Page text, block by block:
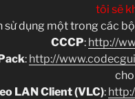
tôi sẽ
sử dụng một trong các
CCCP: http://
: http://
LAN Client (VLC):